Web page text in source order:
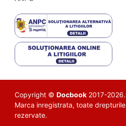
Copyright © Docbook 2017-2026.
Marca inregistrata, toate drepturile
rezervate.